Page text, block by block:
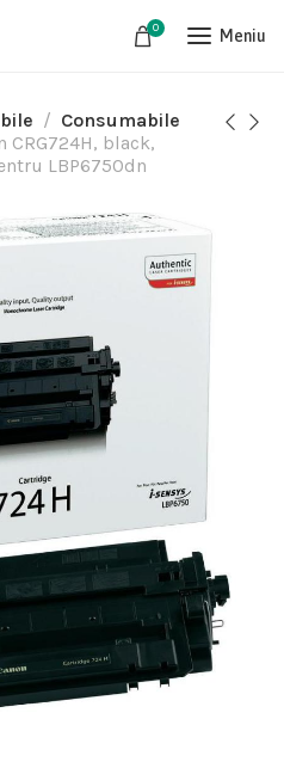
0 Meniu
Consumabile
CRG724H, black,
LBP6750dn